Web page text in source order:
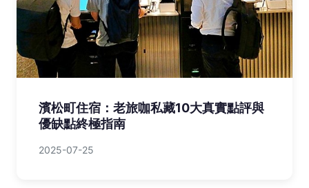
濱松町住宿：老旅咖私藏10大真實點評與
優缺點終極指南
2025-07-25